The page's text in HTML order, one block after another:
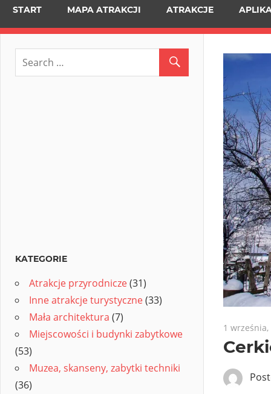
START MAPA ATRAKCJI ATRAKCJE
1 września,
KATEGORIE
Atrakcje przyrodnicze(31)
Inne atrakcje turystyczne(33)
Mała architektura (7)
Miejscowości i budynki zabytkowe
(53)
Muzea, skanseny, zabytki techniki
(36)